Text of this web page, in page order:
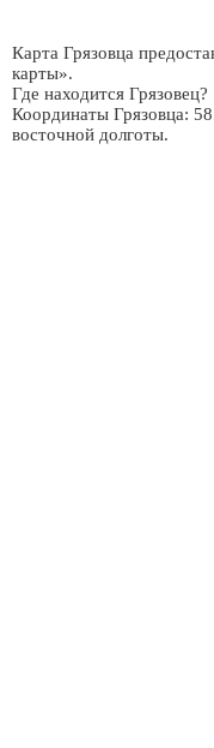
Карта Грязовца
карты».
Где находится Грязовец?
Координаты Грязовца:
восточной долготы.